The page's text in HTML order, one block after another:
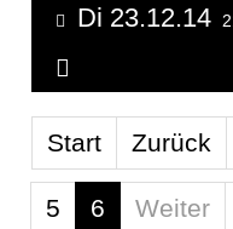
Di 23.12.14
Start Zurück
5 6 Weiter